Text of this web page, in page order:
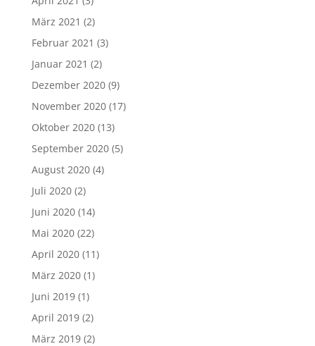
März 2021 (2)
Februar 2021 (3)
Januar 2021 (2)
Dezember 2020(9)
November 2020(17)
Oktober 2020(13)
September 2020(5)
August 2020(4)
Juli 2020(2)
Juni 2020(14)
Mai 2020(22)
April 2020(11)
März 2020(1)
Juni 2019(1)
April 2019(2)
März 2019(2)